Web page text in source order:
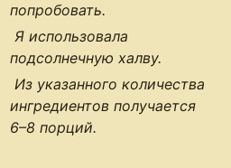
попробовать.
Я использовала
подсолнечную халву.
Из указанного количества
ингредиентов получается
6–8 порций.